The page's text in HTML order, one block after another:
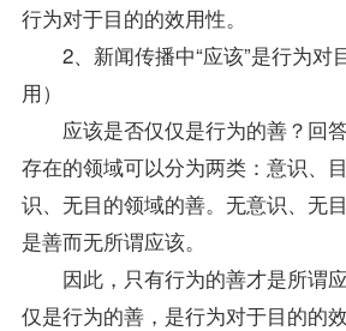
行为对于目的的效用性。
2、新闻传播中“应该”是行为对
用）
应该是否仅仅是行为的善？回
存在的领域可以分为两类：意识、
识、无目的领域的善。无意识、无
是善而无所谓应该。
因此，只有行为的善才是所谓
仅是行为的善，是行为对于目的的